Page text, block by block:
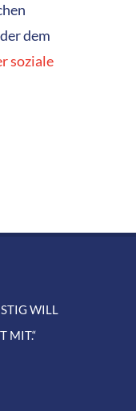
dem
soziale
WILL
MIT.“